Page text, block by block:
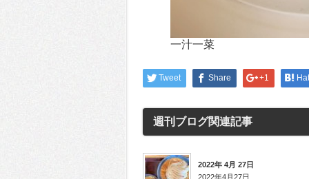
一汁一菜
Tweet Share +1
週刊ブログ関連記事
2022年 4月 27日
2022年4月27日